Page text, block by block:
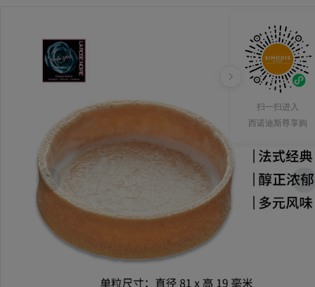
扫一扫进入
西诺迪斯尊享购